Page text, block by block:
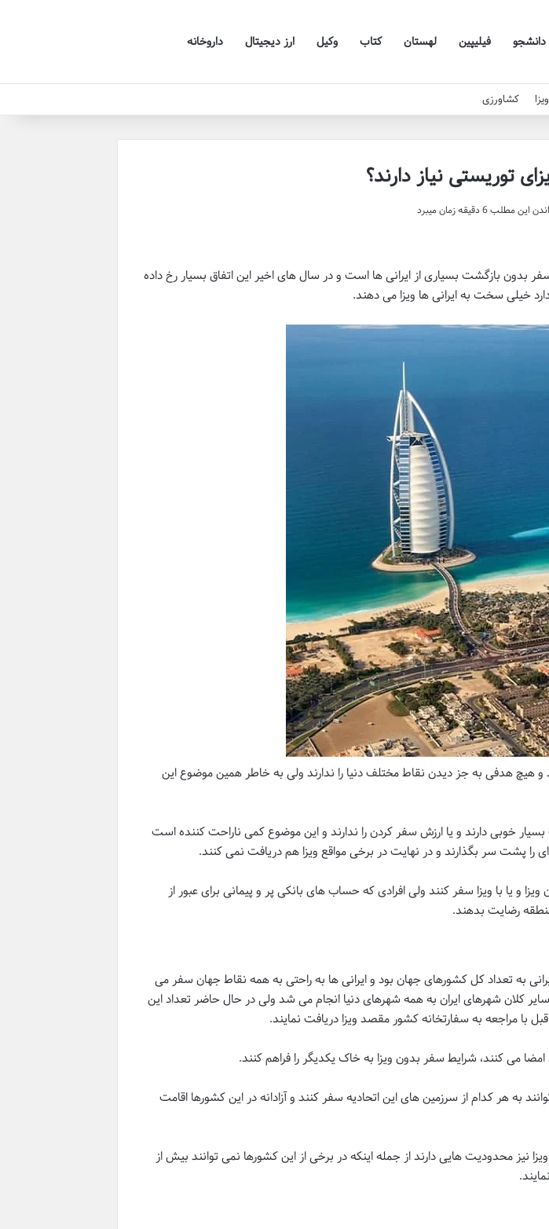
دانشجو فیلیپین لهستان کتاب وکیل ارز دیجیتال داروخانه
ویزا کشاورزی
توریستی نیاز دارند؟
این مطلب 6 دقیقه زمان میبرد
بدون بازگشت بسیاری از ایرانی ها است و در سال های اخیر این اتفاق بسیار رخ داده
خیلی سخت به ایرانی ها ویزا می دهند.
هیچ هدفی به جز دیدن نقاط مختلف دنیا را ندارند ولی به خاطر همین موضوع این
خوبی دارند و یا ارزش سفر کردن را ندارند و این موضوع کمی ناراحت کننده است
را پشت سر بگذارند و در نهایت در برخی مواقع ویزا هم دریافت نمی کنند.
و یا با ویزا سفر کنند ولی افرادی که حساب های بانکی پر و پیمانی برای عبور از
منطقه رضایت بدهند.
به تعداد کل کشورهای جهان بود و ایرانی ها به راحتی به همه نقاط جهان سفر می
سایر کلان شهرهای ایران به همه شهرهای دنیا انجام می شد ولی در حال حاضر تعداد این
با مراجعه به سفارتخانه کشور مقصد ویزا دریافت نمایند.
می کنند، شرایط سفر بدون ویزا به خاک یکدیگر را فراهم کنند.
به هر کدام از سرزمین های این اتحادیه سفر کنند و آزادانه در این کشورها اقامت
نیز محدودیت هایی دارند از جمله اینکه در برخی از این کشورها نمی توانند بیش از